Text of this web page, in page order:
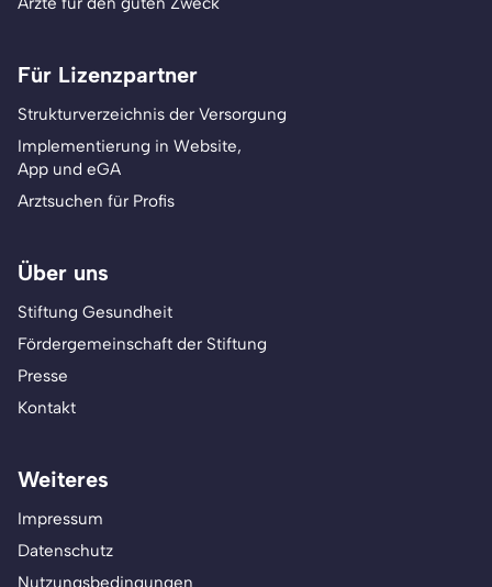
Für Lizenzpartner
Strukturverzeichnis der Versorgung
Implementierung in Website,
App und eGA
Arztsuchen für Profis
Über uns
Stiftung Gesundheit
Fördergemeinschaft der Stiftung
Presse
Kontakt
Weiteres
Impressum
Datenschutz
Nutzungsbedingungen